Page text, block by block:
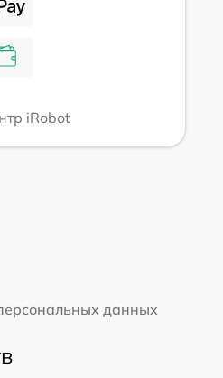
iRobot
данных